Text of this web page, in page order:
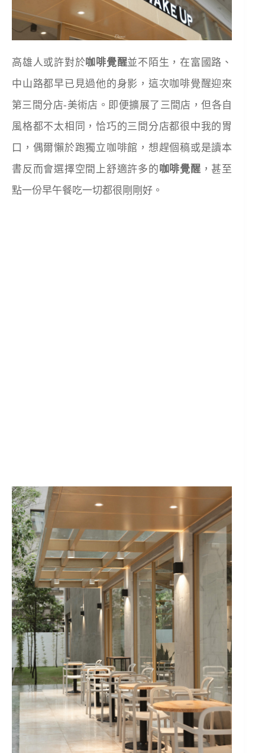
高雄人或許對於咖啡覺醒並不陌生，在富國路、
中山路都早已見過他的身影，這次咖啡覺醒迎來
第三間分店-美術店。即便擴展了三間店，但各自
風格都不太相同，恰巧的三間分店都很中我的胃
口，偶爾懶於跑獨立咖啡館，想趕個稿或是讀本
書反而會選擇空間上舒適許多的咖啡覺醒 ，甚至
點一份早午餐吃一切都很剛剛好。